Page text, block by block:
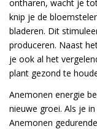
ontharen, wacht je
knip je de
bladeren. Dit
produceren. Naast
je ook al het
plant gezond te
Anemonen energie
nieuwe groei. Als je
Anemonen